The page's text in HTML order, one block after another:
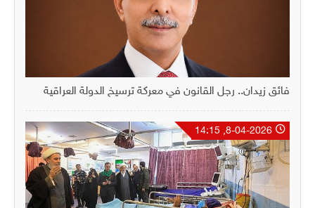
فائق زيدان.. رجل القانون في معركة ترسيخ الدولة العراقية